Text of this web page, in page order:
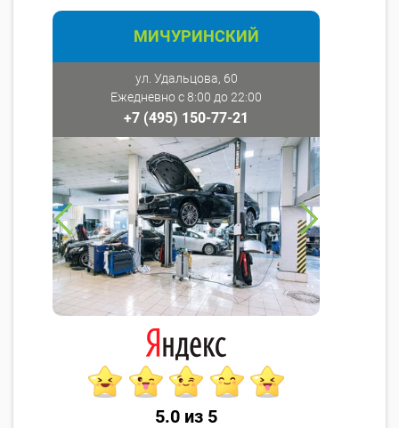
МИЧУРИНСКИЙ
ул. Удальцова, 60
Ежедневно с 8:00 до 22:00
+7 (495) 150-77-21
5.0 из 5